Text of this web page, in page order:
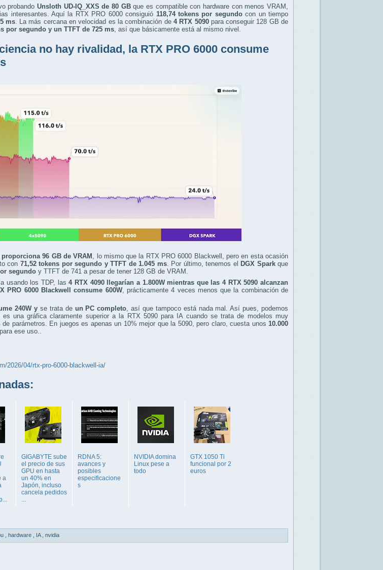
probando Unsloth UD-IQ_XXS de 80 GBque es compatible con hardware con menos VRAM,
interesantes. Aquí la RTX PRO 6000 consiguió 118,74 tokens por segundocon un tiempo
ms. La más cercana en velocidad es la combinación de4 RTX 5090para conseguir 128 GB de
por segundo y un TTFT de 725 ms, así que básicamente está al mismo nivel.
no hay rivalidad, la RTX PRO 6000 consume
proporciona 96 GB de VRAM , lo mismo que la RTX PRO 6000 Blackwell, pero en esta ocasión
con 71,52 tokens por segundo y TTFT de 1.045 ms. Por último, tenemos el DGX Sparkque
segundo y TTFT de 741 a pesar de tener 128 GB de VRAM.
usando los TDP, las4 RTX 4090 llegarían a 1.800W mientras que las 4 RTX 5090 alcanzan
PRO 6000 Blackwell consume 600W, prácticamente 4 veces menos que la combinación de
240W y se trata de un PC completo, así que tampoco está nada mal. Así pues, podemos
una gráfica claramente superior a la RTX 5090 para IA cuando se trata de modelos muy
parámetros. En juegos es apenas un 10% mejor que la 5090, pero claro, cuesta unos 10.000
ese uso..
2026/04/rtx-pro-6000-blackwell-ia/
a
GIGABYTE sube
el precio de sus
GPU en hasta
un 40% en
Japón, incluso
cancela pedidos
...
RDNA 5:
avances y
posibles
especificacione
s
NVIDIA domina
Linux pese a
todo
GTX 1050 Ti
funcional por 2
euros
hardware IA nvidia